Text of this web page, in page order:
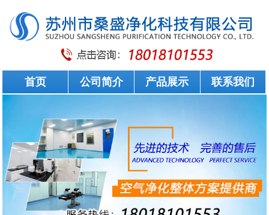
首页 公司简介 产品展示 联系我们